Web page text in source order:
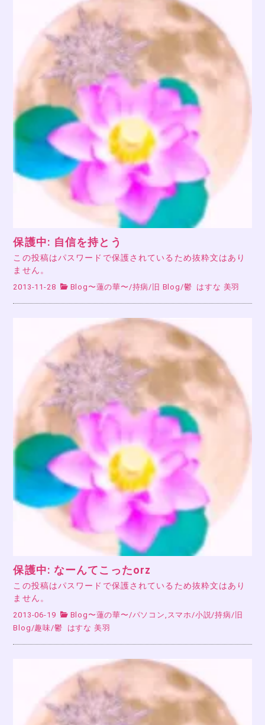
保護中: 自信を持とう
この投稿はパスワードで保護されているため抜粋文はあり
ません。
2013-11-28 Blog〜蓮の華〜 /持病 /旧 Blog /鬱 はすな 美羽
保護中: なーんてこったorz
この投稿はパスワードで保護されているため抜粋文はあり
ません。
2013-06-19 Blog〜蓮の華〜 /パソコン,スマホ /小説 /持病 /旧
Blog /趣味/鬱 はすな 美羽